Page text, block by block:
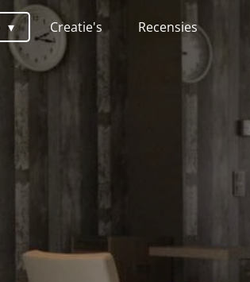
Creatie's
Recensies